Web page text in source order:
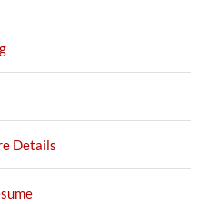
Details